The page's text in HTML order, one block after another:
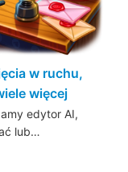
w ruchu,
więcej
edytor AI,
lub…